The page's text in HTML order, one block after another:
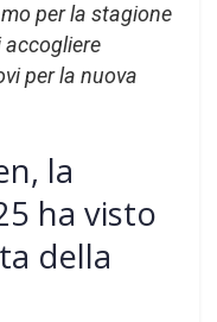
per la stagione
accogliere
per la nuova
la
ha visto
della